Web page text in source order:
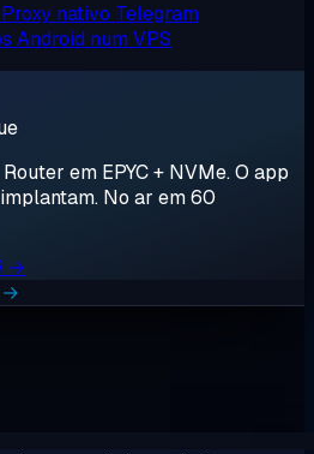
Proxy nativo Telegram
Android num VPS
em EPYC + NVMe. O app
No ar em 60
→
→